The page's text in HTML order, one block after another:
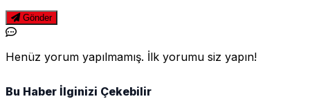
Gönder
Henüz yorum yapılmamış. İlk yorumu siz yapın!
Bu Haber İlginizi Çekebilir